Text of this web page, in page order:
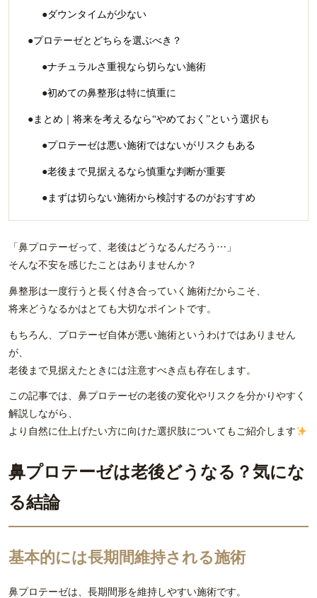
ダウンタイムが少ない
プロテーゼとどちらを選ぶべき？
ナチュラルさ重視なら切らない施術
初めての鼻整形は特に慎重に
まとめ｜将来を考えるなら“やめておく”という選択も
プロテーゼは悪い施術ではないがリスクもある
老後まで見据えるなら慎重な判断が重要
まずは切らない施術から検討するのがおすすめ
「鼻プロテーゼって、老後はどうなるんだろう…」
そんな不安を感じたことはありませんか？
鼻整形は一度行うと長く付き合っていく施術だからこそ、
将来どうなるかはとても大切なポイントです。
もちろん、プロテーゼ自体が悪い施術というわけではありません
が、
老後まで見据えたときには注意すべき点も存在します。
この記事では、鼻プロテーゼの老後の変化やリスクを分かりやすく
解説しながら、
より自然に仕上げたい方に向けた選択肢についてもご紹介します
鼻プロテーゼは老後どうなる？気にな
る結論
基本的には長期間維持される施術
鼻プロテーゼは、長期間形を維持しやすい施術です。